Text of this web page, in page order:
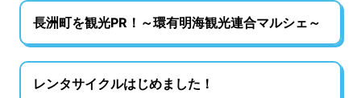
長洲町を観光PR！～環有明海観光連合マルシェ～
レンタサイクルはじめました！